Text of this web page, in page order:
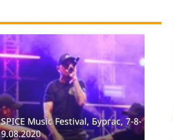
SPICE Music Festival, Бургас, 7-8-
9.08.2020